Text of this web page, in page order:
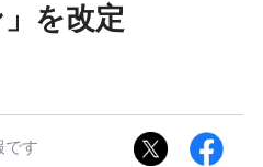
を改定
です